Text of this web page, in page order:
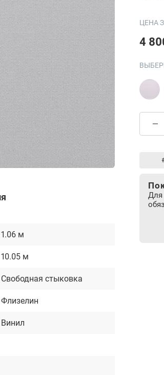
1.06 м
10.05 м
Свободная стыковка
Флизелин
Винил
ЦЕНА
4
Для